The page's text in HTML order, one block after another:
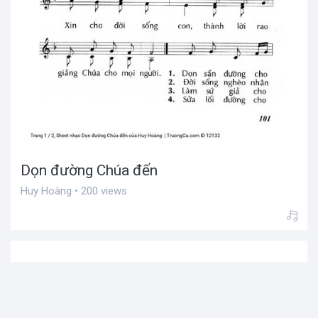
Dọn đường Chúa đến
Huy Hoàng • 200 views